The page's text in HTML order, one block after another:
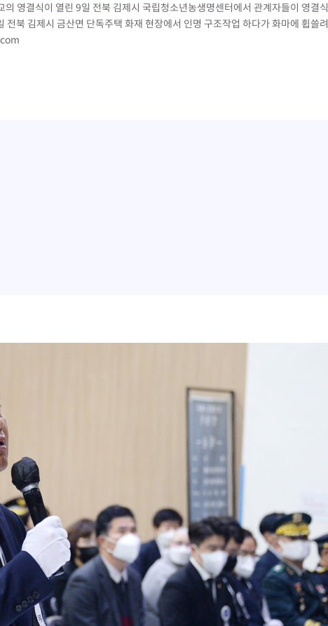
영결식이 열린 9일 전북 김제시 국립청소년농생명센터에서 관계자들이 영결식
북 김제시 금산면 단독주택 화재 현장에서 인명 구조작업 하다가 화마에 휩쓸려